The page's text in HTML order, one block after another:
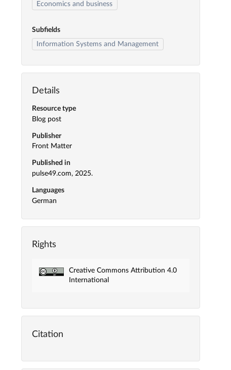
Economics and business
Subfields
Information Systems and Management
Details
Resource type
Blog post
Publisher
Front Matter
Published in
pulse49.com, 2025.
Languages
German
Rights
Creative Commons Attribution 4.0
International
Citation